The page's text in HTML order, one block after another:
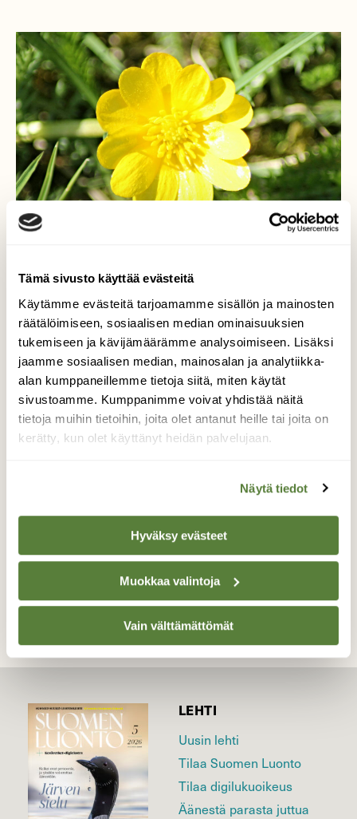
Tämä sivusto käyttää evästeitä
Käytämme evästeitä tarjoamamme sisällön ja mainosten
räätälöimiseen, sosiaalisen median ominaisuuksien
tukemiseen ja kävijämäärämme analysoimiseen. Lisäksi
jaamme sosiaalisen median, mainosalan ja analytiikka-
alan kumppaneillemme tietoja siitä, miten käytät
sivustoamme. Kumppanimme voivat yhdistää näitä
tietoja muihin tietoihin, joita olet antanut heille tai joita on
kerätty, kun olet käyttänyt heidän palvelujaan.
Näytä tiedot
Hyväksy evästeet
Muokkaa valintoja
Vain välttämättömät
Keltavuokko Anemone
ranunculoides
Kävellessäni Kouvolan Kaunisnurmella
huomasin kaukana nurmikolla jotain
kellertävää ja lähempää katsottuani
huomasin ilokseni että siellä on
Valokuvaaja: Miia Pesu, Kouvola 2.5.2016
TAKAISIN LISTAAN
LEHTI
Uusin lehti
Tilaa Suomen Luonto
Tilaa digilukuoikeus
Äänestä parasta juttua